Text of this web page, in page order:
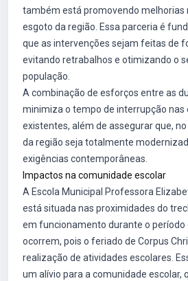
também está promovendo melhorias
esgoto da região. Essa parceria é
que as intervenções sejam feitas de
evitando retrabalhos e otimizando o
população.
A combinação de esforços entre as
minimiza o tempo de interrupção nas
existentes, além de assegurar que,
da região seja totalmente
exigências contemporâneas.
Impactos na comunidade escolar
A Escola Municipal Professora
está situada nas proximidades do
em funcionamento durante o período
ocorrem, pois o feriado de Corpus
realização de atividades escolares.
um alívio para a comunidade escolar,